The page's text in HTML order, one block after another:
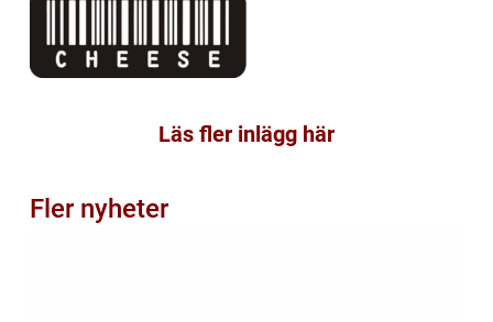
Läs fler inlägg här
Fler nyheter